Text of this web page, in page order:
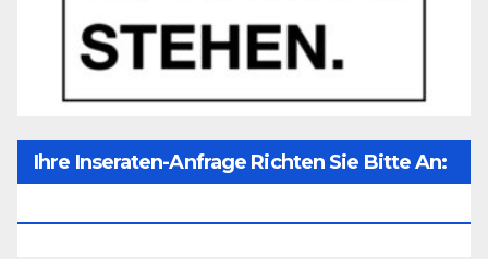
Ihre Inseraten-Anfrage Richten Sie Bitte An: